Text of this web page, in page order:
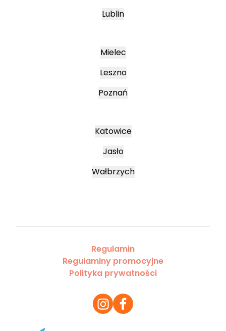
Lublin
Mielec
Leszno
Poznań
Katowice
Jasło
Wałbrzych
Regulamin
Regulaminy promocyjne
Polityka prywatności